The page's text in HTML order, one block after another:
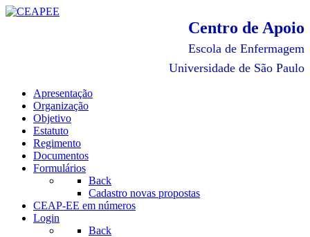
Centro de Apoio
Escola de Enfermagem
Universidade de São Paulo
Apresentação
Organização
Objetivo
Estatuto
Regimento
Documentos
Formulários
Back
Cadastro novas propostas
CEAP-EE em números
Login
Back